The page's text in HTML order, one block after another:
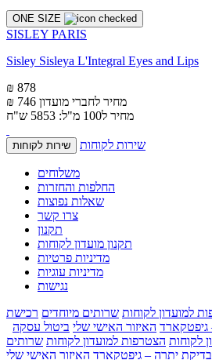
ONE SIZE
SISLEY PARIS
Sisley Sisleya L'Integral Eyes and Lips
₪ 878
₪ 746 מחיר לחברי מועדון
מחיר ל100 מ"ל: 5853 ש"ח
שירות לקוחות שירות לקוחות
משלוחים
החלפות והחזרות
שאלות נפוצות
צרו קשר
תקנון
תקנון מועדון לקוחות
מדיניות פרטיות
מדיניות עוגיות
נגישות
למועדון לקוחות שרותים מיוחדים רכישת
גיפטקארד האיזור האישי שלי ביטול עסקה
לקוחות הצטרפות למועדון לקוחות שרותים
בדיקת יתרה – גיפטקארד האיזור האישי שלי